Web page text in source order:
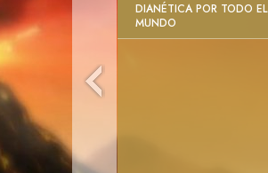
DIANÉTICA POR TODO EL
MUNDO